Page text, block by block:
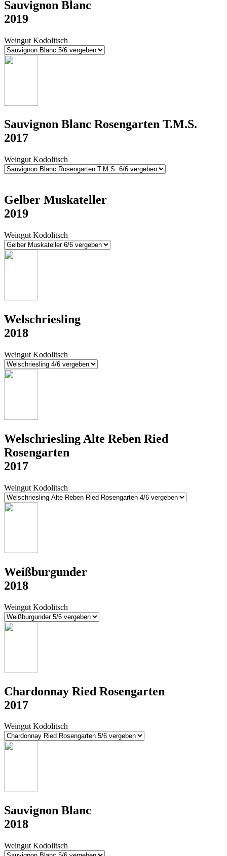
Sauvignon Blanc
2019
Weingut Kodolitsch
Sauvignon Blanc Rosengarten T.M.S.
2017
Weingut Kodolitsch
Gelber Muskateller
2019
Weingut Kodolitsch
Welschriesling
2018
Weingut Kodolitsch
Welschriesling Alte Reben Ried
Rosengarten
2017
Weingut Kodolitsch
Weißburgunder
2018
Weingut Kodolitsch
Chardonnay Ried Rosengarten
2017
Weingut Kodolitsch
Sauvignon Blanc
2018
Weingut Kodolitsch